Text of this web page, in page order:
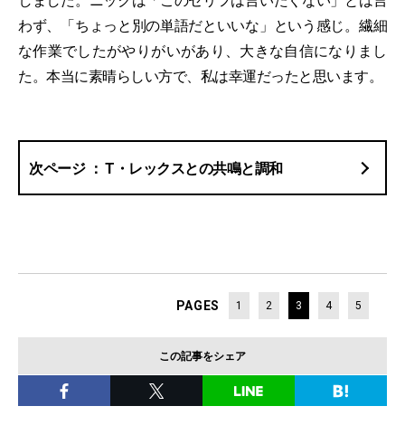
わず、「ちょっと別の単語だといいな」という感じ。繊細
な作業でしたがやりがいがあり、大きな自信になりまし
た。本当に素晴らしい方で、私は幸運だったと思います。
T・レックスとの共鳴と調和
PAGES 1 2 3 4 5
この記事をシェア